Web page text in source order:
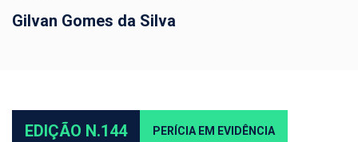
Gilvan Gomes da Silva
EDIÇÃO N.144 PERÍCIA EM EVIDÊNCIA